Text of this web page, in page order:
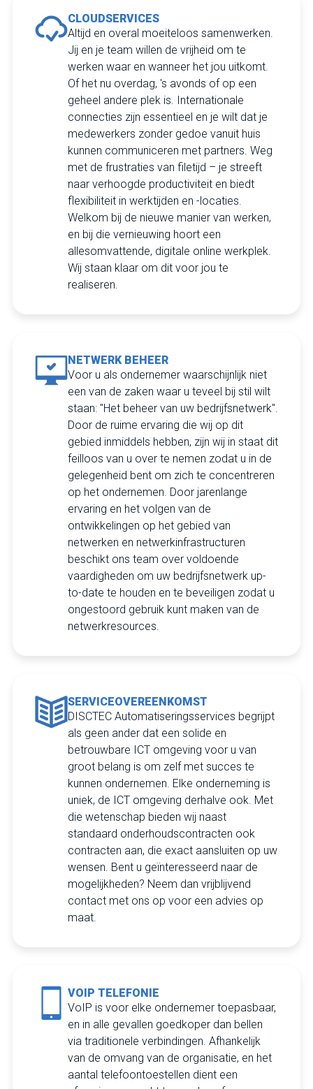
CLOUDSERVICES
Altijd en overal moeiteloos samenwerken.
Jij en je team willen de vrijheid om te
werken waar en wanneer het jou uitkomt.
Of het nu overdag, 's avonds of op een
geheel andere plek is. Internationale
connecties zijn essentieel en je wilt dat je
medewerkers zonder gedoe vanuit huis
kunnen communiceren met partners. Weg
met de frustraties van filetijd – je streeft
naar verhoogde productiviteit en biedt
flexibiliteit in werktijden en -locaties.
Welkom bij de nieuwe manier van werken,
en bij die vernieuwing hoort een
allesomvattende, digitale online werkplek.
Wij staan klaar om dit voor jou te
realiseren.
NETWERK BEHEER
Voor u als ondernemer waarschijnlijk niet
een van de zaken waar u teveel bij stil wilt
staan: "Het beheer van uw bedrijfsnetwerk".
Door de ruime ervaring die wij op dit
gebied inmiddels hebben, zijn wij in staat dit
feilloos van u over te nemen zodat u in de
gelegenheid bent om zich te concentreren
op het ondernemen. Door jarenlange
ervaring en het volgen van de
ontwikkelingen op het gebied van
netwerken en netwerkinfrastructuren
beschikt ons team over voldoende
vaardigheden om uw bedrijfsnetwerk up-
to-date te houden en te beveiligen zodat u
ongestoord gebruik kunt maken van de
netwerkresources.
SERVICEOVEREENKOMST
DISCTEC Automatiseringsservices begrijpt
als geen ander dat een solide en
betrouwbare ICT omgeving voor u van
groot belang is om zelf met succes te
kunnen ondernemen. Elke onderneming is
uniek, de ICT omgeving derhalve ook. Met
die wetenschap bieden wij naast
standaard onderhoudscontracten ook
contracten aan, die exact aansluiten op uw
wensen. Bent u geïnteresseerd naar de
mogelijkheden? Neem dan vrijblijvend
contact met ons op voor een advies op
maat.
VOIP TELEFONIE
VoIP is voor elke ondernemer toepasbaar,
en in alle gevallen goedkoper dan bellen
via traditionele verbindingen. Afhankelijk
van de omvang van de organisatie, en het
aantal telefoontoestellen dient een